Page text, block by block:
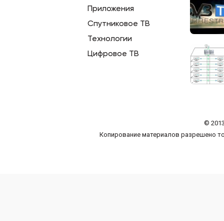
Приложения
Спутниковое ТВ
Технологии
Цифровое ТВ
©
Копирование материалов разрешено